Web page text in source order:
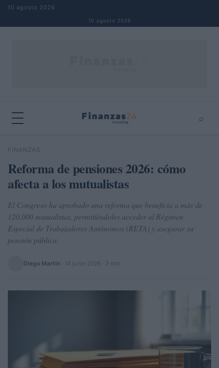
Saltar al contenido
10 agosto 2026
10 agosto 2026
⌕
Buscar
FINANZAS
Reforma de pensiones 2026: cómo
afecta a los mutualistas
El Congreso ha aprobado una reforma que beneficia a más de
120.000 mutualistas, permitiéndoles acceder al Régimen
Especial de Trabajadores Autónomos (RETA) y asegurar su
pensión pública.
Diego Martín 14 junio 2026 · 3 min